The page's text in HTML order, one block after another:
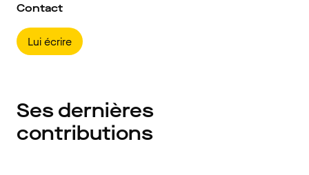
Contact
Lui écrire
Ses dernières
contributions